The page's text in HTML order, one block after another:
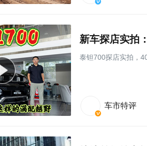
新车探店实拍
泰钽700探店实拍，
车市特评